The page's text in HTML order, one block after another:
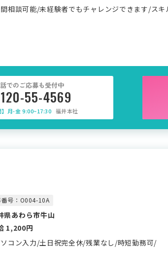
相談可能/未経験者でもチャレンジできます/ス
でのご応募も受付中
55-4569
】月-金 9:00~17:30 福井本社
番号：O004-10A
県あわら市牛山
1,200円
コン入力/土日祝完全休/残業なし/時短勤務可/